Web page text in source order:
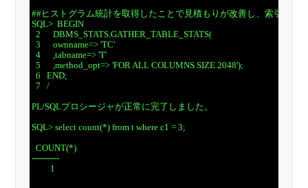
##ヒストグラム統計を取得したことで見積もりが改善し、索引が使
SQL>  BEGIN
   2      DBMS_STATS.GATHER_TABLE_STATS(
   3      ownname=> 'TC'
   4      ,tabname=> 'T'
   5      ,method_opt=> 'FOR ALL COLUMNS SIZE 2048');
   6   END;
   7   /
PL/SQLプロシージャが正常に完了しました。
SQL> select count(*) from t where c1 = 3;
   COUNT(*)
----------
          1